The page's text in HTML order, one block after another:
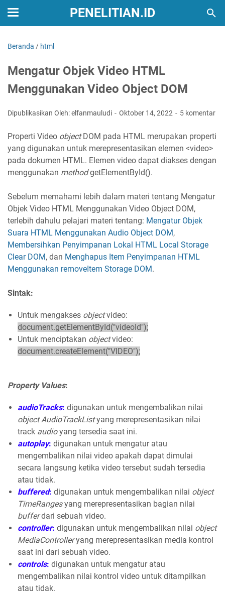
PENELITIAN.ID
Beranda / html
Mengatur Objek Video HTML
Menggunakan Video Object DOM
Dipublikasikan Oleh: elfanmauludi Oktober 14, 2022 5 komentar
Properti Video objectDOM pada HTML merupakan properti
yang digunakan untuk merepresentasikan elemen <video>
pada dokumen HTML. Elemen video dapat diakses dengan
menggunakan methodgetElementById().
Sebelum memahami lebih dalam materi tentang Mengatur
Objek Video HTML Menggunakan Video Object DOM,
terlebih dahulu pelajari materi tentang: Mengatur Objek
Suara HTML Menggunakan Audio Object DOM,
Membersihkan Penyimpanan Lokal HTML Local Storage
Clear DOM, dan Menghapus Item Penyimpanan HTML
Menggunakan removeItem Storage DOM.
Sintak:
Untuk mengakses objectvideo:
document.getElementById("videoId");
Untuk menciptakan objectvideo:
document.createElement("VIDEO");
Property Values:
audioTracks: digunakan untuk mengembalikan nilai
object AudioTrackListyang merepresentasikan nilai
track audioyang tersedia saat ini.
autoplay: digunakan untuk mengatur atau
mengembalikan nilai video apakah dapat dimulai
secara langsung ketika video tersebut sudah tersedia
atau tidak.
buffered: digunakan untuk mengembalikan nilai object
TimeRangesyang merepresentasikan bagian nilai
bufferdari sebuah video.
controller: digunakan untuk mengembalikan nilai object
MediaControlleryang merepresentasikan media kontrol
saat ini dari sebuah video.
controls: digunakan untuk mengatur atau
mengembalikan nilai kontrol video untuk ditampilkan
atau tidak.